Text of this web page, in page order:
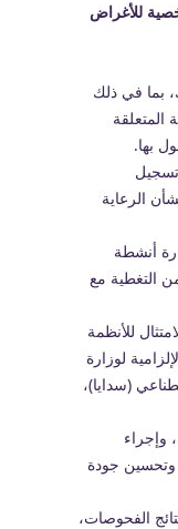
للأغراض
بما في ذلك
المتعلقة
بها.
الرعاية
أنشطة
التغطية مع
للأنظمة
لوزارة
(سدايا)،
وإجراء
وتحسين جودة
الفحوصات،